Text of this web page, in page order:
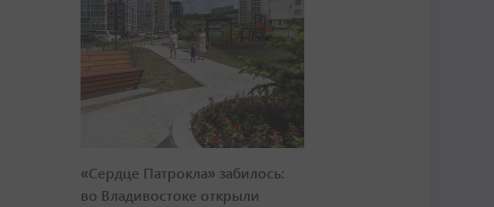
«Сердце Патрокла» забилось:
во Владивостоке открыли